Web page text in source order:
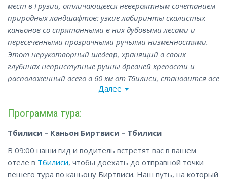
мест в Грузии, отличающееся невероятным сочетанием
природных ландшафтов: узкие лабиринты скалистых
каньонов со спрятанными в них дубовыми лесами и
пересеченными прозрачными ручьями низменностями.
Этот нерукотворный шедевр, хранящий в своих
глубинах неприступные руины древней крепости и
расположенный всего в 60 км от Тбилиси, становится все
более и более популярным как у туристов, так и среди
Далее
Программа тура:
Тбилиси – Каньон Биртвиси – Тбилиси
В 09:00 наши гид и водитель встретят вас в вашем
отеле в Тбилиси, чтобы доехать до отправной точки
пешего тура по каньону Биртвиси. Наш путь, на который